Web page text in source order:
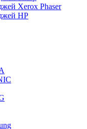
Xerox Phaser
НР